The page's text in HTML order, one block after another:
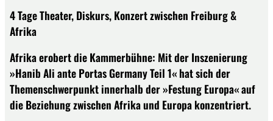
4 Tage Theater, Diskurs, Konzert zwischen Freiburg &
Afrika
Afrika erobert die Kammerbühne: Mit der Inszenierung
»Hanib Ali ante Portas Germany Teil 1« hat sich der
Themenschwerpunkt innerhalb der »Festung Europa« auf
die Beziehung zwischen Afrika und Europa konzentriert.